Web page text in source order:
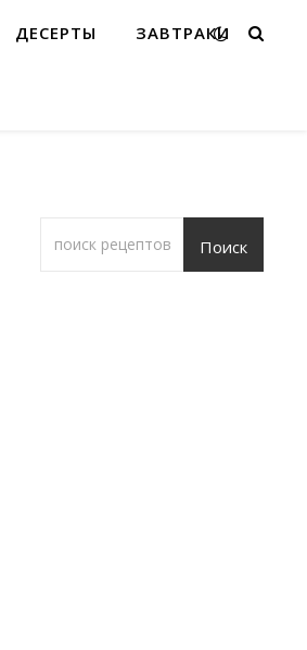
ДЕСЕРТЫ ЗАВТРАКИ
Поиск